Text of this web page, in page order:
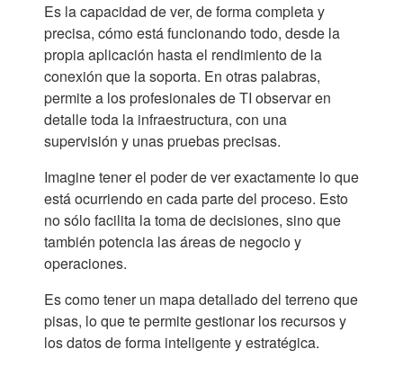
Es la capacidad de ver, de forma completa y
precisa, cómo está funcionando todo, desde la
propia aplicación hasta el rendimiento de la
conexión que la soporta. En otras palabras,
permite a los profesionales de TI observar en
detalle toda la infraestructura, con una
supervisión y unas pruebas precisas.
Imagine tener el poder de ver exactamente lo que
está ocurriendo en cada parte del proceso. Esto
no sólo facilita la toma de decisiones, sino que
también potencia las áreas de negocio y
operaciones.
Es como tener un mapa detallado del terreno que
pisas, lo que te permite gestionar los recursos y
los datos de forma inteligente y estratégica.